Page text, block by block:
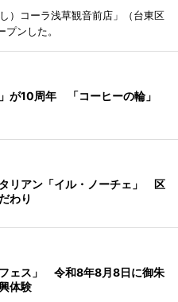
）コーラ浅草観音前店」（台東区
ンした。
が10周年 「コーヒーの輪」
リアン「イル・ノーチェ」 区
わり
ェス」 令和8年8月8日に御朱
体験